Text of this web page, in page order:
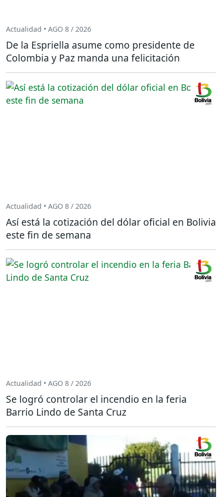
Actualidad • AGO 8 / 2026
De la Espriella asume como presidente de
Colombia y Paz manda una felicitación
Actualidad • AGO 8 / 2026
Así está la cotización del dólar oficial en Bolivia
este fin de semana
Actualidad • AGO 8 / 2026
Se logró controlar el incendio en la feria
Barrio Lindo de Santa Cruz